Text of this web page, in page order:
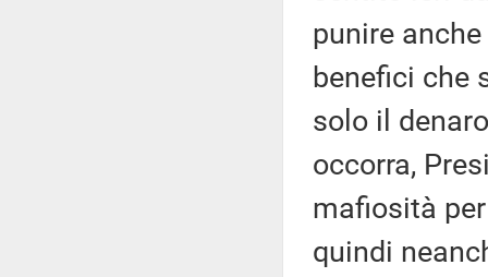
punire
benefici che
solo il
occorra,
mafiosità
quindi